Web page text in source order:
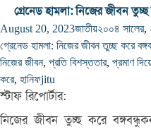
গ্রেনেড হামলা: নিজের জীবন
August 20, 2023জাতীয়২০০৪ সালের,
গ্রেনেড হামলা: নিজের জীবন তুচ্ছ করে
নিজের জীবন, প্রতি বিশস্ততার, প্রমাণ
করে, হানিফjitu
স্টাফ রিপোর্টার:
নিজের জীবন তুচ্ছ করে